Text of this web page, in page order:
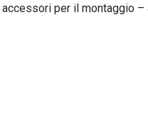
per il montaggio –